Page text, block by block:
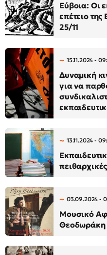
Εύβοια: Οι
επέτειο της
25/11
15.11.2024 -
Δυναμική
για να
13.11.2024 -
03.09.2024 -
Μουσικό
Θεοδωράκη